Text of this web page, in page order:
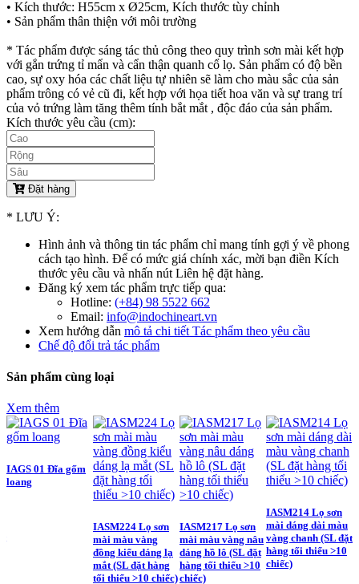
• Kích thước: H55cm x Ø25cm, Kích thước tùy chỉnh
• Sản phẩm thân thiện với môi trường
* Tác phẩm được sáng tác thủ công theo quy trình sơn mài kết hợp
với gắn trứng tỉ mẩn và cẩn thận quanh cổ lọ. Sản phẩm có độ bền
cao, sự oxy hóa các chất liệu tự nhiên sẽ làm cho màu sắc của sản
phẩm trông có vẻ cũ đi, kết hợp với họa tiết hoa văn và sự trang trí
của vỏ trứng làm tăng thêm tính bắt mắt , độc đáo của sản phẩm.
Kích thước yêu cầu (cm):
Đặt hàng
* LƯU Ý:
Hình ảnh và thông tin tác phẩm chỉ mang tính gợi ý về phong
cách tạo hình. Để có mức giá chính xác, mời bạn điền Kích
thước yêu cầu và nhấn nút Liên hệ đặt hàng.
Đăng ký xem tác phẩm trực tiếp qua:
Hotline: (+84) 98 5522 662
Email: info@indochineart.vn
Xem hướng dẫn mô tả chi tiết Tác phẩm theo yêu cầu
Chế độ đổi trả tác phẩm
Sản phẩm cùng loại
Xem thêm
IAGS 01 Đĩa gốm
loang
IASM224 Lọ sơn
mài màu vàng
đồng kiểu dáng lạ
mắt (SL đặt hàng
tối thiểu >10 chiếc)
IASM217 Lọ sơn
mài màu vàng nâu
dáng hồ lô (SL đặt
hàng tối thiểu >10
chiếc)
IASM214 Lọ sơn
mài dáng dài màu
vàng chanh (SL đặt
hàng tối thiểu >10
chiếc)